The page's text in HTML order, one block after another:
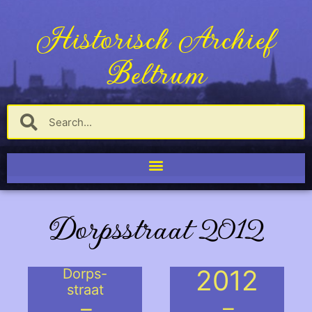
Historisch Archief
Beltrum
Dorpsstraat 2012
Dorps-
straat
2012